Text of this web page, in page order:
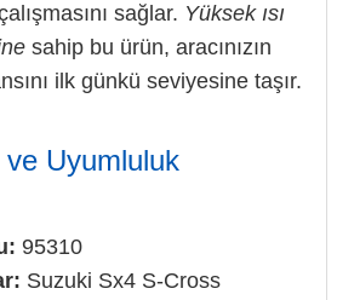
sağlar. Yüksek ısı
sahip bu ürün, aracınızın
ilk günkü seviyesine taşır.
Uyumluluk
95310
Suzuki Sx4 S-Cross